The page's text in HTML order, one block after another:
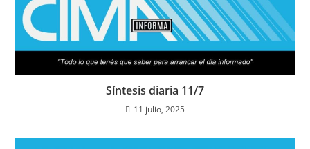
Síntesis diaria 11/7
11 julio, 2025